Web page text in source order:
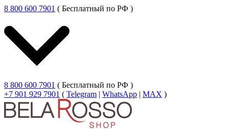
8 800 600 7901 ( Бесплатный по РФ )
8 800 600 7901 ( Бесплатный по РФ )
+7 901 929 7901 ( Telegram | WhatsApp | MAX )